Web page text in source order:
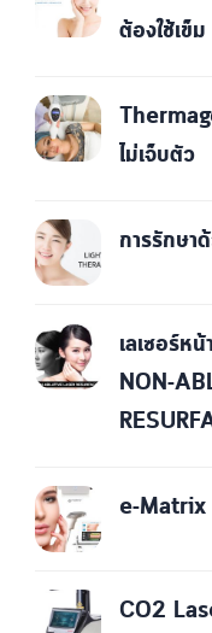
ต้องใช้เข็ม
ไม่เจ็บตัว
การรักษา
เลเซอร์ห
NON-
e-Matrix
CO2